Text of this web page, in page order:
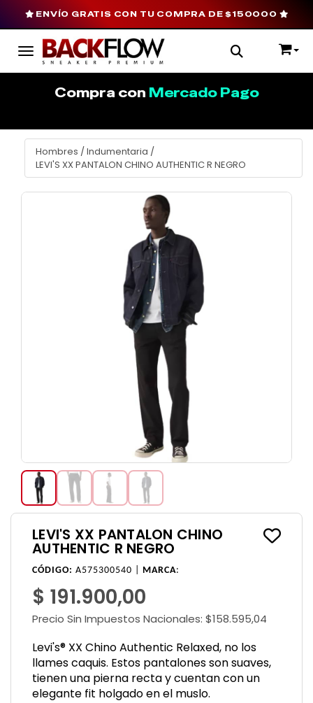
Toggle navigation
ENVÍO GRATIS CON TU COMPRA DE $150000
Compra con Mercado Pago
Hombres / Indumentaria /
LEVI'S XX PANTALON CHINO AUTHENTIC R NEGRO
LEVI'S XX PANTALON CHINO
AUTHENTIC R NEGRO
CÓDIGO: A575300540 | MARCA:
$ 191.900,00
Precio Sin Impuestos Nacionales: $158.595,04
Levi's® XX Chino Authentic Relaxed, no los
llames caquis. Estos pantalones son suaves,
tienen una pierna recta y cuentan con un
elegante fit holgado en el muslo.